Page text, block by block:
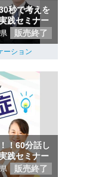
秒で考えを
践セミナー
販売終了
ーション
！60分話し
践セミナー
販売終了